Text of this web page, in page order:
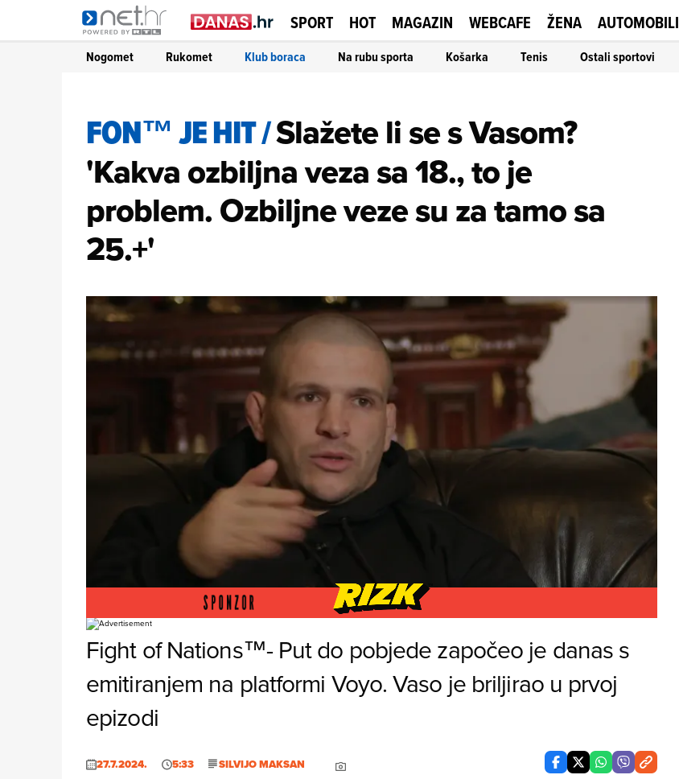
SPORT HOT MAGAZIN WEBCAFE ŽENA AUTOMOBILI
Nogomet Rukomet Klub boraca Na rubu sporta Košarka Tenis Ostali sportovi
FON™ JE HIT/Slažete li se s Vasom?
'Kakva ozbiljna veza sa 18., to je
problem. Ozbiljne veze su za tamo sa
25.+'
Fight of Nations™- Put do pobjede započeo je danas s
emitiranjem na platformi Voyo. Vaso je briljirao u prvoj
epizodi
27.7.2024. 5:33 SILVIJO MAKSAN